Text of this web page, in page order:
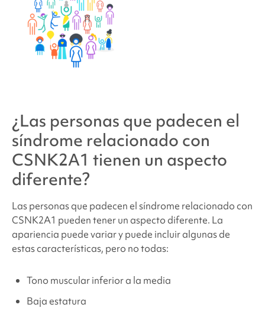
¿Las personas que padecen el
síndrome relacionado con
CSNK2A1 tienen un aspecto
diferente?
Las personas que padecenel síndrome relacionado con
CSNK2A1 pueden tener un aspecto diferente. La
apariencia puede variar y puede incluir algunas de
estas características, pero no todas:
Tono muscular inferior a la media
Baja estatura